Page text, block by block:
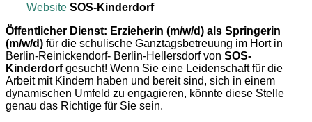
Website SOS-Kinderdorf
Öffentlicher Dienst: Erzieherin (m/w/d) als Springerin
(m/w/d) für die schulische Ganztagsbetreuung im Hort in
Berlin-Reinickendorf- Berlin-Hellersdorf von SOS-
Kinderdorfgesucht! Wenn Sie eine Leidenschaft für die
Arbeit mit Kindern haben und bereit sind, sich in einem
dynamischen Umfeld zu engagieren, könnte diese Stelle
genau das Richtige für Sie sein.